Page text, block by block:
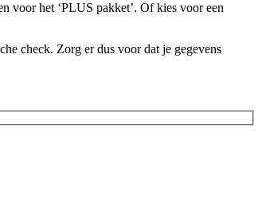
voor het ‘PLUS pakket’. Of kies voor een
check. Zorg er dus voor dat je gegevens